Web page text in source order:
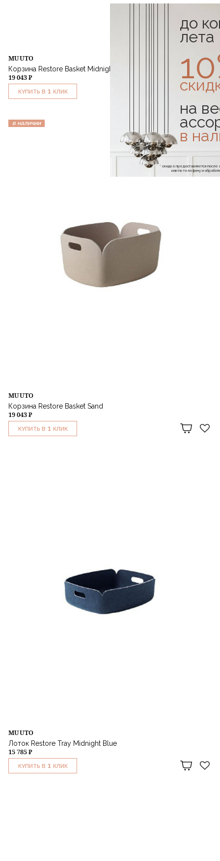
MUUTO
Корзина Restore Basket Midnight Blue
19 043 ₽
КУПИТЬ В 1 КЛИК
в наличии
MUUTO
Корзина Restore Basket Sand
19 043 ₽
КУПИТЬ В 1 КЛИК
MUUTO
Лоток Restore Tray Midnight Blue
15 785 ₽
КУПИТЬ В 1 КЛИК
до
лета
на
в
* скидка предоставляется
или по телефону и